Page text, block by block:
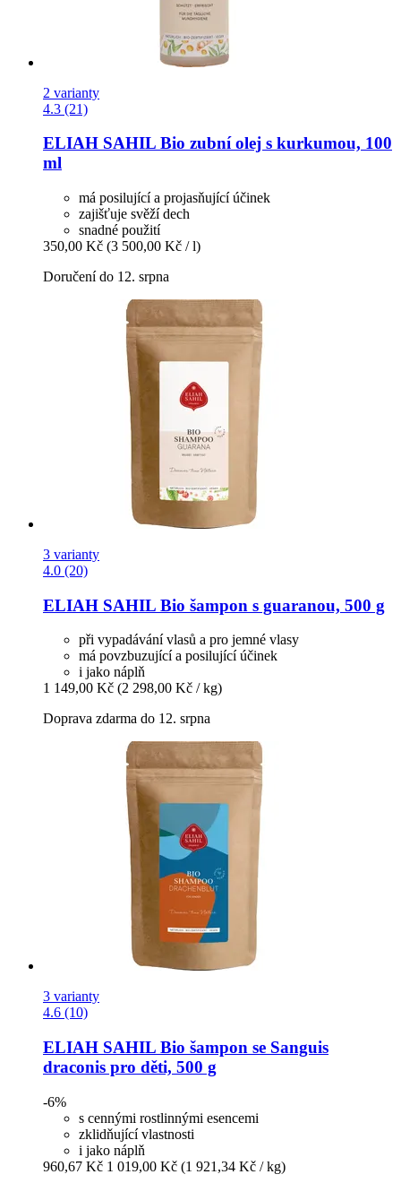
2 varianty
4.3 (21)
ELIAH SAHIL Bio zubní olej s kurkumou, 100
ml
má posilující a projasňující účinek
zajišťuje svěží dech
snadné použití
350,00 Kč (3 500,00 Kč / l)
Doručení do 12. srpna
3 varianty
4.0 (20)
ELIAH SAHIL Bio šampon s guaranou, 500 g
při vypadávání vlasů a pro jemné vlasy
má povzbuzující a posilující účinek
i jako náplň
1 149,00 Kč (2 298,00 Kč / kg)
Doprava zdarma do 12. srpna
3 varianty
4.6 (10)
ELIAH SAHIL Bio šampon se Sanguis
draconis pro děti, 500 g
-6%
s cennými rostlinnými esencemi
zklidňující vlastnosti
i jako náplň
960,67 Kč 1 019,00 Kč (1 921,34 Kč / kg)